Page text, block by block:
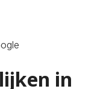
in